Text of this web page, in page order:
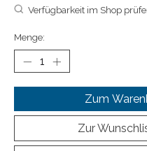
Verfügbarkeit im Shop
Menge:
Zum
Zur